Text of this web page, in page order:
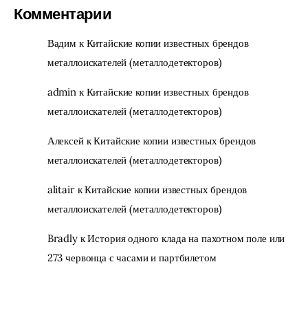
Комментарии
Вадим к Китайские копии известных брендов
металлоискателей (металлодетекторов)
admin к Китайские копии известных брендов
металлоискателей (металлодетекторов)
АлексейкКитайские копии известных брендов
металлоискателей (металлодетекторов)
alitairкКитайские копии известных брендов
металлоискателей (металлодетекторов)
BradlyкИстория одного клада на пахотном поле или
273 червонца с часами и партбилетом